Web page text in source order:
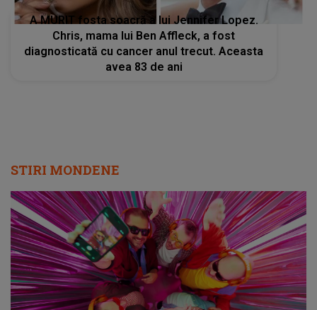
A MURIT fosta soacră a lui Jennifer Lopez.
Chris, mama lui Ben Affleck, a fost
diagnosticată cu cancer anul trecut. Aceasta
avea 83 de ani
STIRI MONDENE